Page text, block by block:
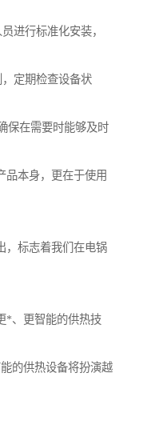
进行标准化安装，
定期检查设备状
保在需要时能够及时
品本身，更在于使用
，标志着我们在电锅
*、更智能的供热技
的供热设备将扮演越